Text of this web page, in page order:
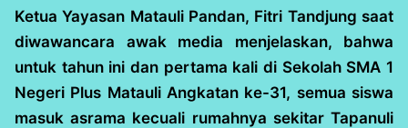
Ketua Yayasan Matauli Pandan, Fitri Tandjung saat
diwawancara awak media menjelaskan, bahwa
untuk tahun ini dan pertama kali di Sekolah SMA 1
Negeri Plus Matauli Angkatan ke-31, semua siswa
masuk asrama kecuali rumahnya sekitar Tapanuli